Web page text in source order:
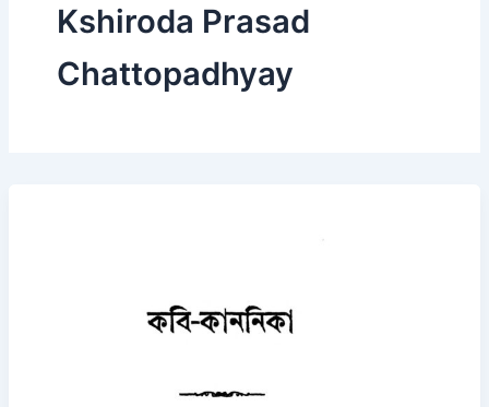
Kshiroda Prasad
Chattopadhyay